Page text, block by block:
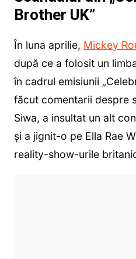
Brother UK”
În luna aprilie, Mickey
după ce a folosit un
în cadrul emisiunii
făcut comentarii despre
Siwa, a insultat un alt
și a jignit-o pe Ella Rae
reality-show-urile